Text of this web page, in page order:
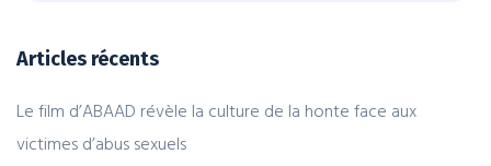
Articles récents
Le film d’ABAAD révèle la culture de la honte face aux
victimes d’abus sexuels